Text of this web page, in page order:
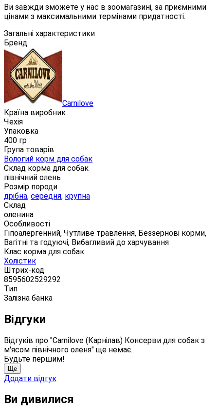
Ви завжди зможете у нас в зоомагазині, за приємними
цінами з максимальними термінами придатності.
Загальні характеристики
Бренд
Carnilove
Країна виробник
Чехія
Упаковка
400 гр
Група товарів
Вологий корм для собак
Склад корма для собак
північний олень
Розмір породи
дрібна, середня, крупна
Склад
оленина
Особливості
Гіпоалергенний, Чутливе травлення, Беззернові корми,
Вагітні та годуючі, Вибагливий до харчування
Клас корма для собак
Холістик
Штрих-код
8595602529292
Тип
Залізна банка
Відгуки
Відгуків про "Carnilove (Карнілав) Консерви для собак з
м'ясом північного оленя" ще немає.
Будьте першим!
Ще
Додати відгук
Ви дивилися